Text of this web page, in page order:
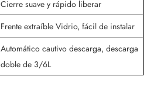
Cierre suave y rápido liberar
Frente extraíble Vidrio, fácil de instalar
Automático cautivo descarga, descarga
doble de 3/6L